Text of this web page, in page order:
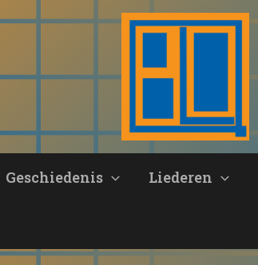
Geschiedenis Liederen